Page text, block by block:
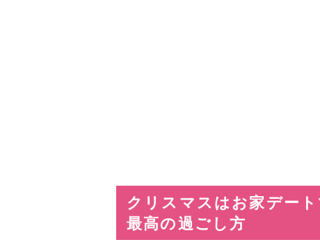
クリスマスはお家デー
最高の過ごし方